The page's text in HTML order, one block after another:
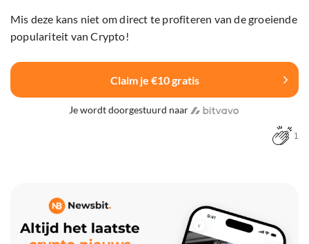
Mis deze kans niet om direct te profiteren van de groeiende
populariteit van Crypto!
Claim je €10 gratis
Je wordt doorgestuurd naar
1